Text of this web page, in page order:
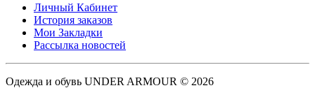
Личный Кабинет
История заказов
Мои Закладки
Рассылка новостей
Одежда и обувь UNDER ARMOUR © 2026